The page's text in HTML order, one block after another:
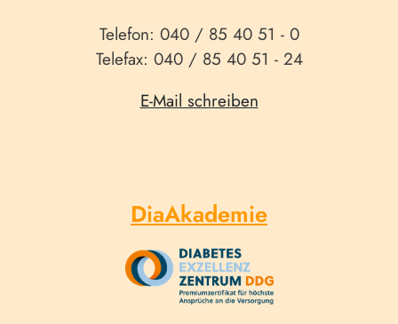
Telefon: 040 / 85 40 51 - 0
Telefax: 040 / 85 40 51 - 24
E-Mail schreiben
DiaAkademie